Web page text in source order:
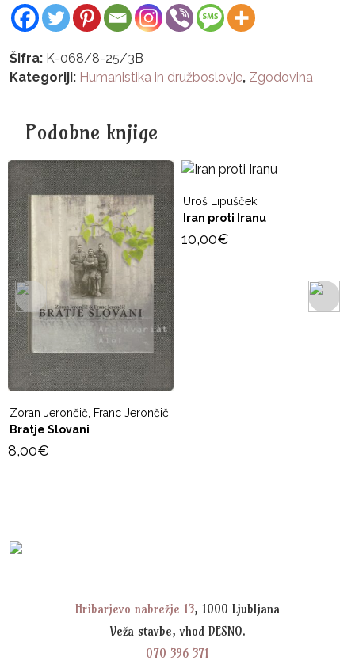
Šifra: K-068/8-25/3B
Kategoriji: Humanistika in družboslovje, Zgodovina
Podobne knjige
Zoran Jerončič, Franc Jerončič
Bratje Slovani
8,00€
Uroš Lipušček
Iran proti Iranu
10,00€
Hribarjevo nabrežje 13, 1000 Ljubljana
Veža stavbe, vhod DESNO.
070 396 371